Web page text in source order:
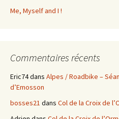
Me, Myself and I !
Commentaires récents
Eric74dans Alpes / Roadbike –
d’Emosson
bosses21 dans Col de la Croix de